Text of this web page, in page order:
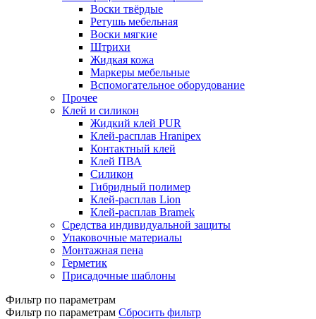
Воски твёрдые
Ретушь мебельная
Воски мягкие
Штрихи
Жидкая кожа
Маркеры мебельные
Вспомогательное оборудование
Прочее
Клей и силикон
Жидкий клей PUR
Клей-расплав Hranipex
Контактный клей
Клей ПВА
Силикон
Гибридный полимер
Клей-расплав Lion
Клей-расплав Bramek
Средства индивидуальной защиты
Упаковочные материалы
Монтажная пена
Герметик
Присадочные шаблоны
Фильтр по параметрам
Фильтр по параметрам Сбросить фильтр